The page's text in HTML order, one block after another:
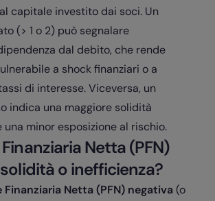
capitale investito dai soci. Un
(> 1 o 2) può segnalare
dal debito, che rende
a shock finanziari o a
di interesse. Viceversa, un
indica una maggiore solidità
minor esposizione al rischio.
Netta (PFN)
o inefficienza?
Finanziaria Netta (PFN) negativa (o